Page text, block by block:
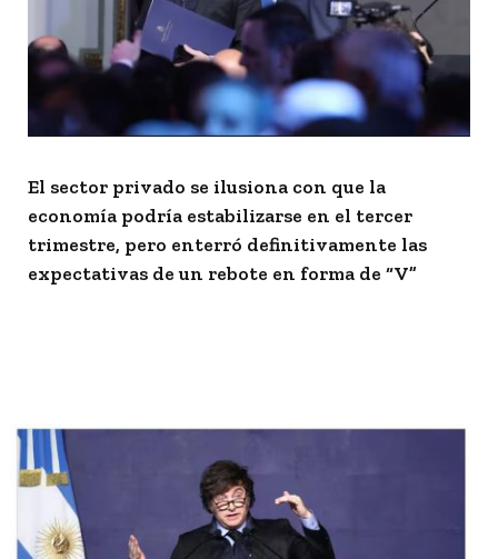
El sector privado se ilusiona con que la
economía podría estabilizarse en el tercer
trimestre, pero enterró definitivamente las
expectativas de un rebote en forma de “V”